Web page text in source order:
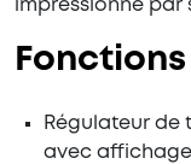
impressionne par
Fonctions
Régulateur
avec affichage